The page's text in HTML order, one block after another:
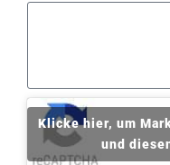
Klicke hier, um
und